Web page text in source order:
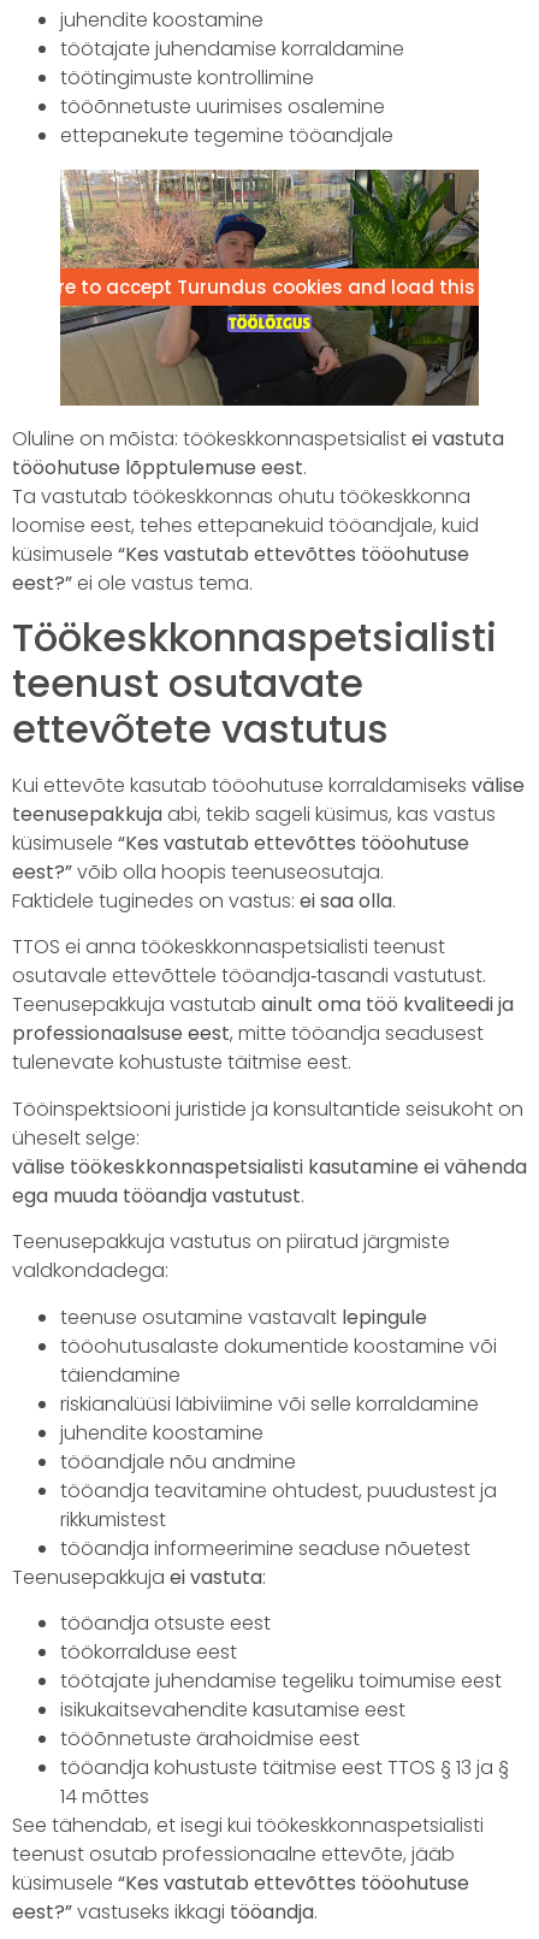
juhendite koostamine
töötajate juhendamise korraldamine
töötingimuste kontrollimine
tööõnnetuste uurimises osalemine
ettepanekute tegemine tööandjale
here to accept Turundus cookies and load this
Oluline on mõista: töökeskkonnaspetsialistei vastuta
tööohutuse lõpptulemuse eest.
Ta vastutab töökeskkonnas ohutu töökeskkonna
loomise eest, tehes ettepanekuid tööandjale, kuid
küsimusele “Kes vastutab ettevõttes tööohutuse
eest?”ei ole vastus tema.
Töökeskkonnaspetsialisti
teenust osutavate
ettevõtete vastutus
Kui ettevõte kasutab tööohutuse korraldamiseks välise
teenusepakkujaabi, tekib sageli küsimus, kas vastus
küsimusele “Kes vastutab ettevõttes tööohutuse
eest?”võib olla hoopis teenuseosutaja.
Faktidele tuginedes on vastus: ei saa olla.
TTOS ei anna töökeskkonnaspetsialisti teenust
osutavale ettevõttele tööandja‑tasandi vastutust.
Teenusepakkuja vastutab ainult oma töö kvaliteedi ja
professionaalsuse eest, mitte tööandja seadusest
tulenevate kohustuste täitmise eest.
Tööinspektsiooni juristide ja konsultantide seisukoht on
üheselt selge:
välise töökeskkonnaspetsialisti kasutamine ei vähenda
ega muuda tööandja vastutust.
Teenusepakkuja vastutus on piiratud järgmiste
valdkondadega:
teenuse osutamine vastavalt lepingule
tööohutusalaste dokumentide koostamine või
täiendamine
riskianalüüsi läbiviimine või selle korraldamine
juhendite koostamine
tööandjale nõu andmine
tööandja teavitamine ohtudest, puudustest ja
rikkumistest
tööandja informeerimine seaduse nõuetest
Teenusepakkuja ei vastuta:
tööandja otsuste eest
töökorralduse eest
töötajate juhendamise tegeliku toimumise eest
isikukaitsevahendite kasutamise eest
tööõnnetuste ärahoidmise eest
tööandja kohustuste täitmise eest TTOS § 13 ja §
14 mõttes
See tähendab, et isegi kui töökeskkonnaspetsialisti
teenust osutab professionaalne ettevõte, jääb
küsimusele “Kes vastutab ettevõttes tööohutuse
eest?”vastuseks ikkagi tööandja.